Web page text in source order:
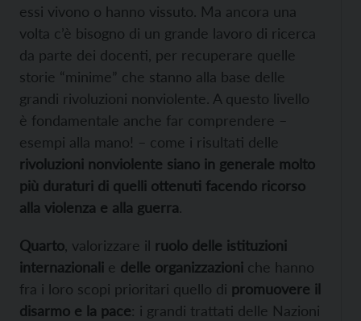
essi vivono o hanno vissuto. Ma ancora una
volta c’è bisogno di un grande lavoro di ricerca
da parte dei docenti, per recuperare quelle
storie “minime” che stanno alla base delle
grandi rivoluzioni nonviolente. A questo livello
è fondamentale anche far comprendere –
esempi alla mano! – come i risultati delle
rivoluzioni nonviolente siano in generale molto
più duraturi di quelli ottenuti facendo ricorso
alla violenza e alla guerra.
Quarto , valorizzare il ruolo delle istituzioni
internazionali e delle organizzazioni che hanno
fra i loro scopi prioritari quello di promuovere il
disarmo e la pace: i grandi trattati delle Nazioni